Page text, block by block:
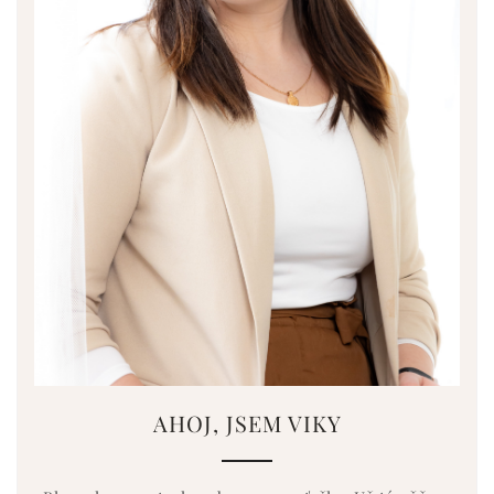
AHOJ, JSEM VIKY